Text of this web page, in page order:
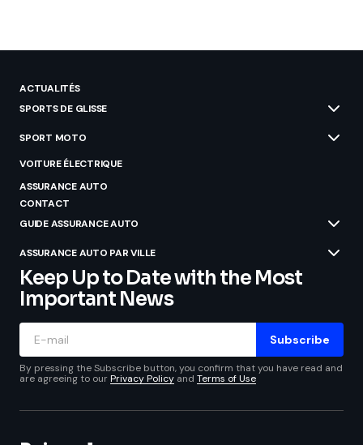
ACTUALITÉS
SPORTS DE GLISSE
SPORT MOTO
VOITURE ÉLECTRIQUE
ASSURANCE AUTO
CONTACT
GUIDE ASSURANCE AUTO
ASSURANCE AUTO PAR VILLE
Keep Up to Date with the Most
Important News
Subscribe
By pressing the Subscribe button, you confirm that you have read and
are agreeing to ourPrivacy Policy and Terms of Use